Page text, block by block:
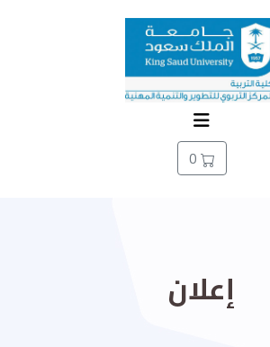
0
إعلان